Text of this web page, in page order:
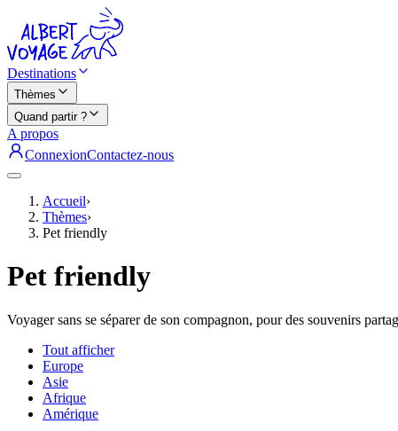
Destinations
Thèmes
Quand partir ?
A propos
ConnexionContactez-nous
Accueil›
Thèmes›
Pet friendly
Pet friendly
Voyager sans se séparer de son compagnon, pour des souvenirs
Tout afficher
Europe
Asie
Afrique
Amérique